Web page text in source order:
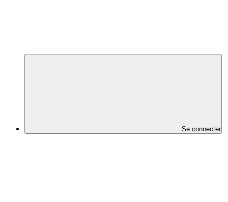
Se connecter